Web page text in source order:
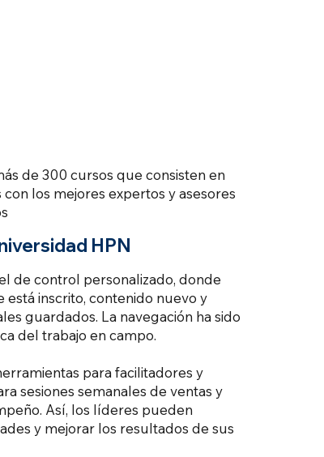
de 300 cursos que consisten en
los mejores expertos y asesores
HPN
de control personalizado, donde
inscrito, contenido nuevo y
guardados. La navegación ha sido
del trabajo en campo.
para facilitadores y
sesiones semanales de ventas y
Así, los líderes pueden
y mejorar los resultados de sus